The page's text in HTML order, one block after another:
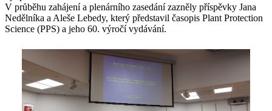
V průběhu zahájení a plenárního zasedání zazněly příspěvky Jana
Nedělníka a Aleše Lebedy, který představil časopis Plant Protection
Science (PPS) a jeho 60. výročí vydávání.